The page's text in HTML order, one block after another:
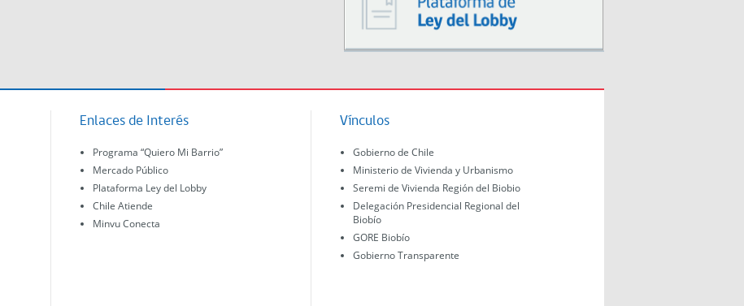
Enlaces de Interés
Programa “Quiero Mi Barrio”
Mercado Público
Plataforma Ley del Lobby
Chile Atiende
Minvu Conecta
Vínculos
Gobierno de Chile
Ministerio de Vivienda y Urbanismo
Seremi de Vivienda Región del Biobio
Delegación Presidencial Regional del
Biobío
GORE Biobío
Gobierno Transparente